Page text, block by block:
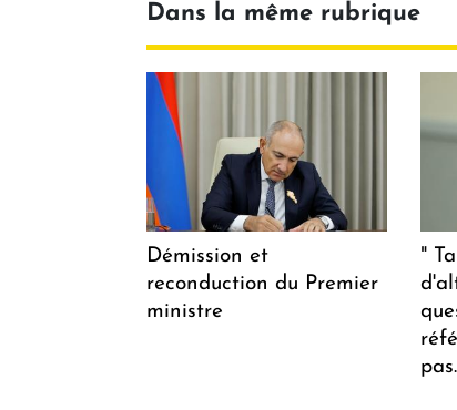
Dans la même rubrique
Démission et
reconduction du Premier
ministre
"